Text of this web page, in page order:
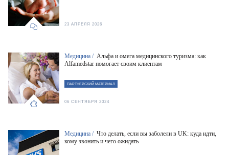
23 АПРЕЛЯ 2026
Медицина / Альфа и омега медицинского туризма: как
Alfamedstar помогает своим клиентам
ПАРТНЕРСКИЙ МАТЕРИАЛ
06 СЕНТЯБРЯ 2024
Медицина / Что делать, если вы заболели в UK: куда идти,
кому звонить и чего ожидать